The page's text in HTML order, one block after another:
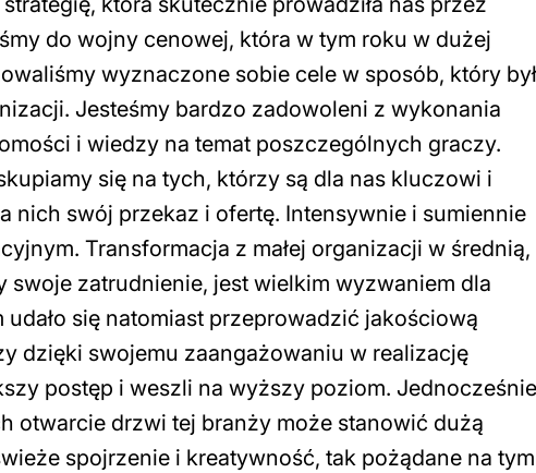
do wojny cenowej, która w tym roku w dużej
wyznaczone sobie cele w sposób, który był
Jesteśmy bardzo zadowoleni z wykonania
i wiedzy na temat poszczególnych graczy.
się na tych, którzy są dla nas kluczowi i
nich swój przekaz i ofertę. Intensywnie i sumiennie
Transformacja z małej organizacji w średnią,
zatrudnienie, jest wielkim wyzwaniem dla
się natomiast przeprowadzić jakościową
dzięki swojemu zaangażowaniu w realizację
postęp i weszli na wyższy poziom. Jednocześnie
otwarcie drzwi tej branży może stanowić dużą
spojrzenie i kreatywność, tak pożądane na tym